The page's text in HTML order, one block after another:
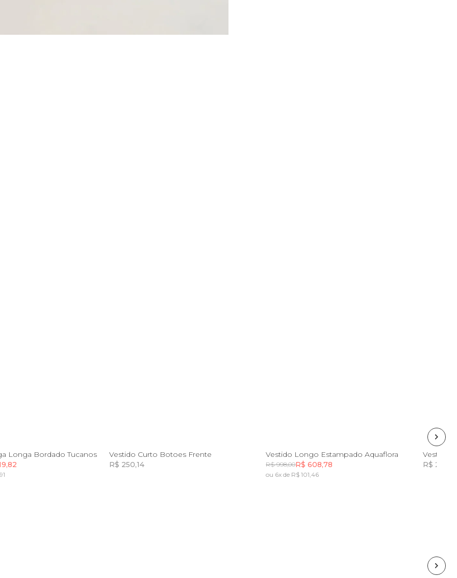
GG
Longa Bordado Tucanos G GG
Vestido Curto Botoes Frente
R$ 250,14
Vestido Longo Estampado Aquaflora
R$ 998,00R$ 608,78
ou 6x de R$ 101,46
Vestido
R$